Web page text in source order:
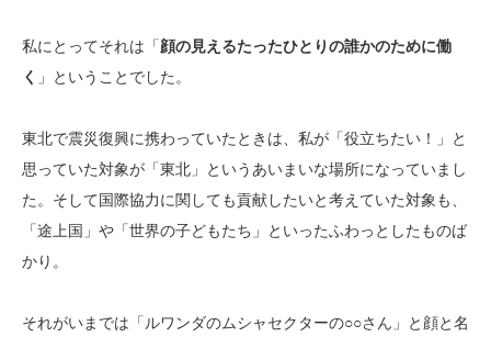
私にとってそれは「顔の見えるたったひとりの誰かのために働
く 」ということでした。
東北で震災復興に携わっていたときは、私が「役立ちたい！」と
思っていた対象が「東北」というあいまいな場所になっていまし
た。そして国際協力に関しても貢献したいと考えていた対象も、
「途上国」や「世界の子どもたち」といったふわっとしたものば
かり。
それがいまでは「ルワンダのムシャセクターの○○さん」と顔と名